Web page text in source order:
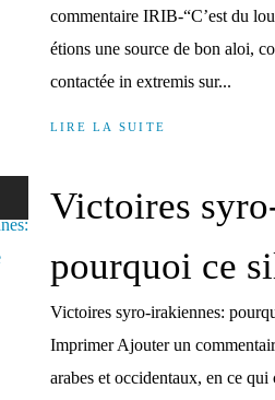
commentaire IRIB-“C’est du
étions une source de bon aloi,
contactée in extremis sur...
LIRE LA SUITE
Victoires
pourquoi ce
Victoires syro-irakiennes:
Imprimer Ajouter un
arabes et occidentaux, en ce qui